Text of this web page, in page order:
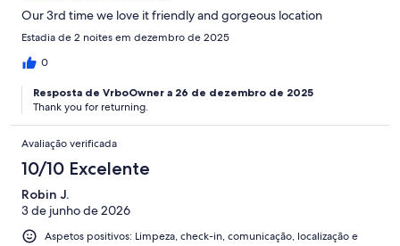
Our 3rd time we love it friendly and gorgeous location
Estadia de 2 noites em dezembro de 2025
0
Resposta de VrboOwner a 26 de dezembro de 2025
Thank you for returning.
Avaliação verificada
10/10 Excelente
Robin J.
3 de junho de 2026
Aspetos positivos: Limpeza, check-in, comunicação, localização e